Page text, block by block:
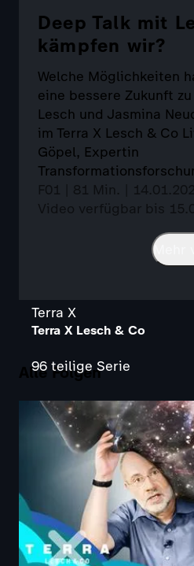
Deep Talk mit
kämpfen wir?
Welche Möglichkeiten
eine bessere Zukunft
Lesch und Jasmina
im Terra X Lesch & Co
Göpel, Expertin
F01 | 81 Min. |
Video verfügbar bis
Mehr
Alle Folgen
Terra X
Terra X Lesch & Co
96 teilige Serie